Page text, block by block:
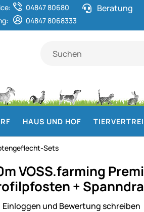
04847 80680
04847 8068333
Beratung
HAUS UND HOF
Sets
VOSS.farming
+
Einloggen und Bewertung schreiben